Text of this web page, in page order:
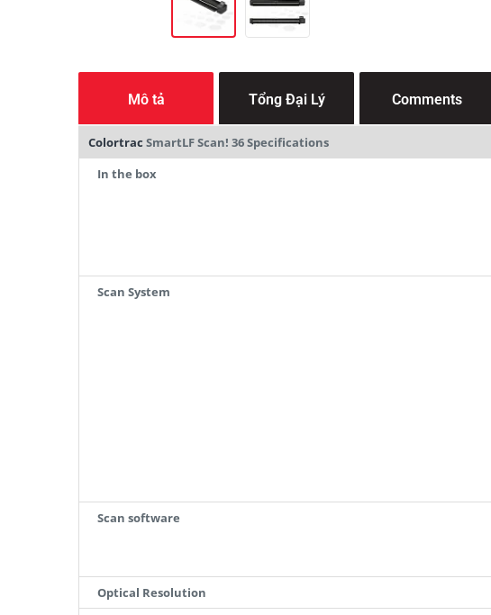
Mô tả Tổng Đại Lý Comments
Colortrac SmartLF Scan! 36 Specifications
In the box
Scan System
Scan software
Optical Resolution